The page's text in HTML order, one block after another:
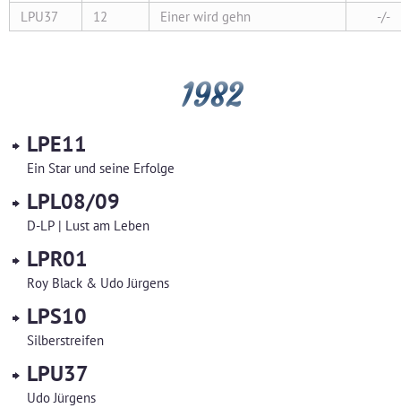
LPU37
12 Einer wird gehn -/-
1982
LPE11
Ein Star und seine Erfolge
LPL08/09
D-LP | Lust am Leben
LPR01
Roy Black & Udo Jürgens
LPS10
Silberstreifen
LPU37
Udo Jürgens